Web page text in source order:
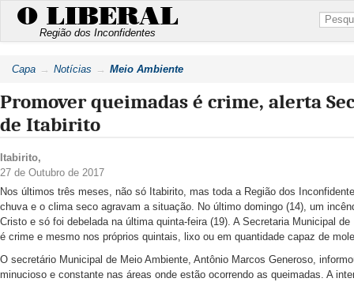
O LIBERAL
Região dos Inconfidentes
Capa Notícias Meio Ambiente
Promover queimadas é crime, alerta
de Itabirito
Itabirito,
27 de Outubro de 2017
Nos últimos três meses, não só Itabirito, mas toda a Região dos
chuva e o clima seco agravam a situação. No último domingo (14), um
Cristo e só foi debelada na última quinta-feira (19). A Secretaria Municipal
é crime e mesmo nos próprios quintais, lixo ou em quantidade capaz de
O secretário Municipal de Meio Ambiente, Antônio Marcos Generoso,
minucioso e constante nas áreas onde estão ocorrendo as queimadas. A